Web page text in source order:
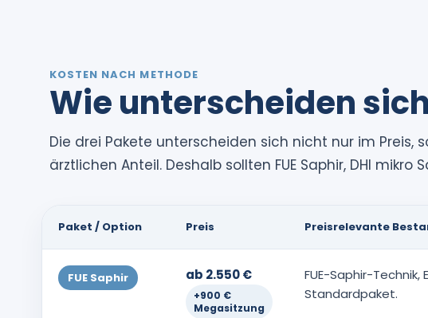
KOSTEN NACH METHODE
Wie unterscheiden sich
Die drei Pakete unterscheiden sich nicht nur im
ärztlichen Anteil. Deshalb sollten FUE Saphir, DHI
Paket / Option Preis Preisrelevante
FUE Saphir ab 2.550 €
+900 €
Megasitzung
FUE-Saphir-
Standardpaket.